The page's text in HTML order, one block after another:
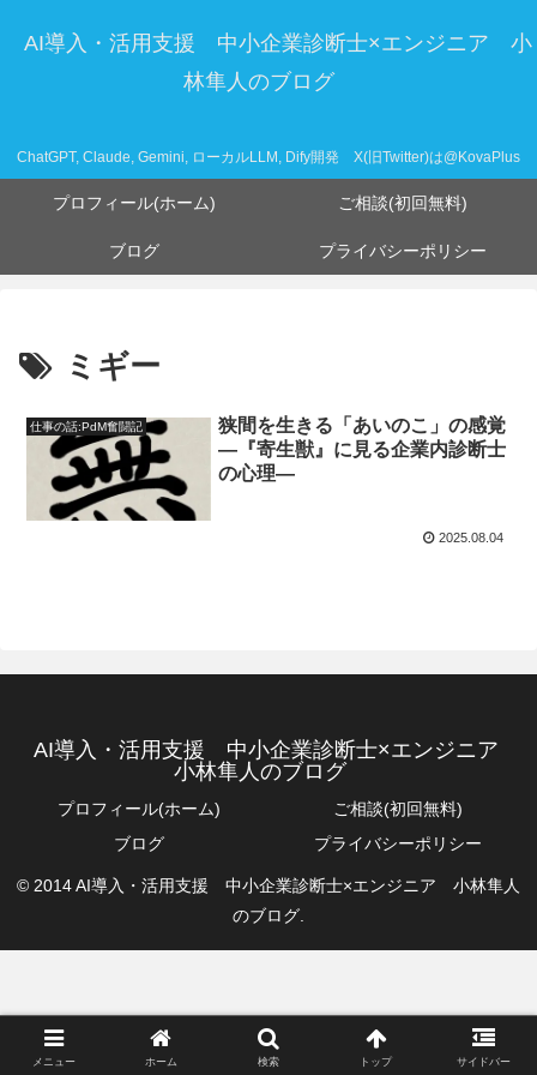
AI導入・活用支援 中小企業診断士×エンジニア 小
林隼人のブログ
ChatGPT, Claude, Gemini, ローカルLLM, Dify開発 X(旧Twitter)は@KovaPlus
プロフィール(ホーム) ご相談(初回無料)
ブログ プライバシーポリシー
ミギー
仕事の話:PdM奮闘記
狭間を生きる「あいのこ」の感覚
―『寄生獣』に見る企業内診断士
の心理―
2025.08.04
AI導入・活用支援 中小企業診断士×エンジニア
小林隼人のブログ
プロフィール(ホーム)
ご相談(初回無料)
ブログ
プライバシーポリシー
© 2014 AI導入・活用支援 中小企業診断士×エンジニア 小林隼人
のブログ.
メニュー ホーム 検索 トップ サイドバー